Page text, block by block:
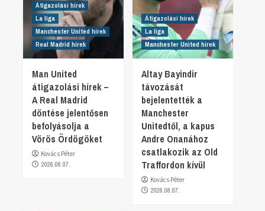
Átigazolási hírek
La liga
Manchester United hírek
Real Madrid hírek
Man United
átigazolási hírek –
A Real Madrid
döntése jelentősen
befolyásolja a
Vörös Ördögöket
Kovács Péter
2026.08.07.
Átigazolási hírek
La liga
Manchester United hírek
Altay Bayindir
távozását
bejelentették a
Manchester
Unitedtől, a kapus
Andre Onanához
csatlakozik az Old
Traffordon kívül
Kovács Péter
2026.08.07.